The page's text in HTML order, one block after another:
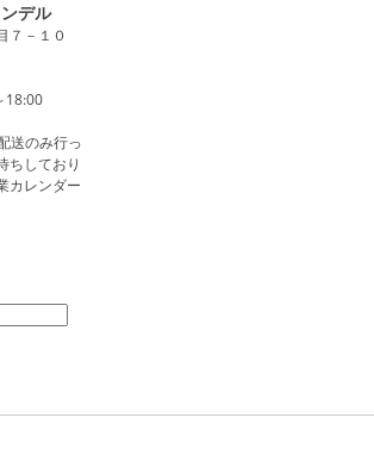
デル
７－１０
18:00
送のみ行っ
ちしており
カレンダー